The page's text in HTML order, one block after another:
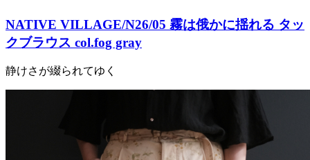
NATIVE VILLAGE/N26/05 霧は俄かに揺れる タッ
クブラウス col.fog gray
静けさが綴られてゆく